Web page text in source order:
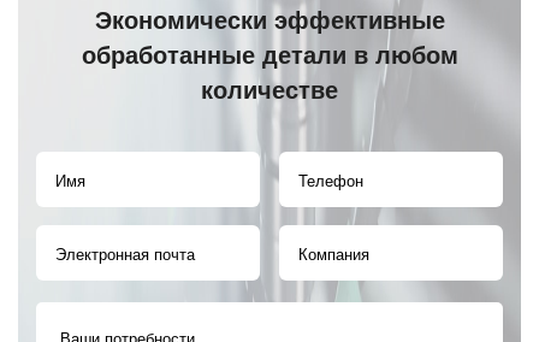
Экономически эффективные
обработанные детали в любом
количестве